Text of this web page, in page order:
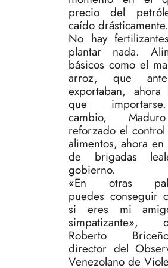
precio del
caído drásticamente.
No hay
plantar nada.
básicos como el
arroz, que
exportaban, ahora
que
cambio,
reforzado el
alimentos, ahora en
de brigadas
gobierno.
«En otras
puedes conseguir
si eres mi
simpatizante»,
Roberto
director del
Venezolano de